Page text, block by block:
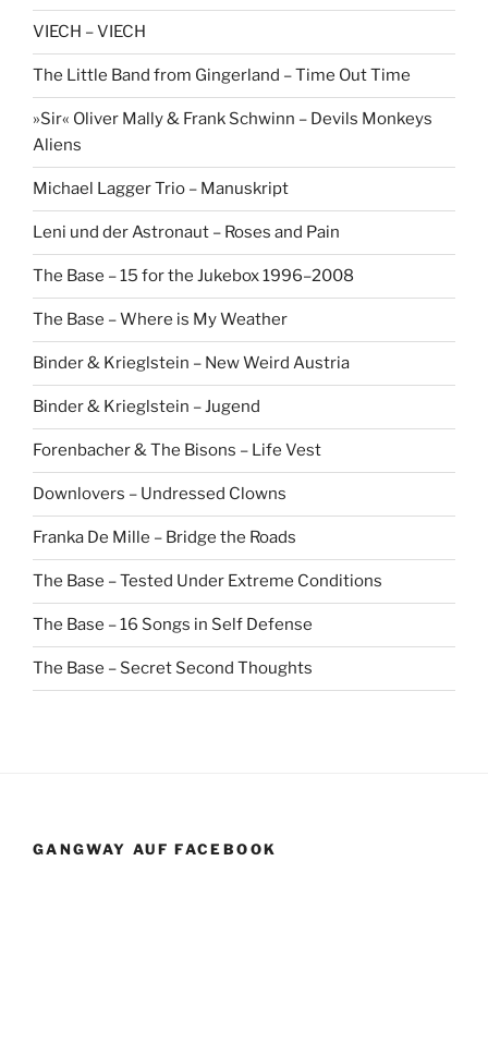
VIECH – VIECH
The Little Band from Gingerland – Time Out Time
»Sir« Oliver Mally & Frank Schwinn – Devils Monkeys
Aliens
Michael Lagger Trio – Manuskript
Leni und der Astronaut – Roses and Pain
The Base – 15 for the Jukebox 1996–2008
The Base – Where is My Weather
Binder & Krieglstein – New Weird Austria
Binder & Krieglstein – Jugend
Forenbacher & The Bisons – Life Vest
Downlovers – Undressed Clowns
Franka De Mille – Bridge the Roads
The Base – Tested Under Extreme Conditions
The Base – 16 Songs in Self Defense
The Base – Secret Second Thoughts
GANGWAY AUF FACEBOOK